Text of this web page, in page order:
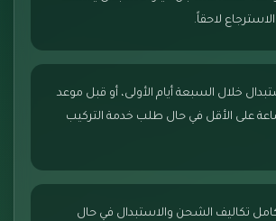
لاحقاً.
خلال السبعة أيام الأولى، أو قبل موعد
بـ 48 ساعة على الأقل في حال طلب خدمة التركيب
تكاليف الشحن والاستبدال في حال